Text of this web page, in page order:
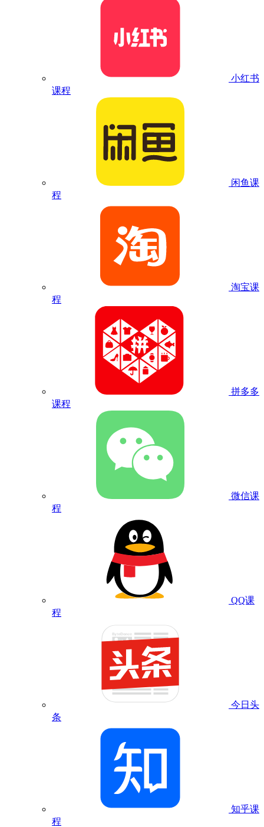
小红书
课程
闲鱼课
程
淘宝课
程
拼多多
课程
微信课
程
QQ课
程
今日头
条
知乎课
程